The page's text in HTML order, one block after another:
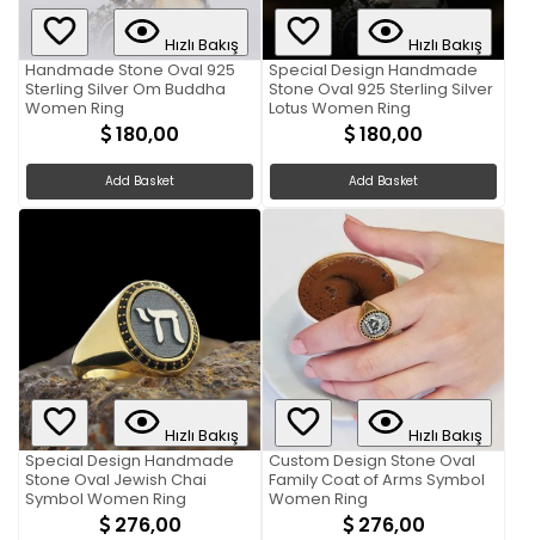
Hızlı Bakış
Handmade Stone Oval 925
Sterling Silver Om Buddha
Women Ring
180,00
Add Basket
Hızlı Bakış
Special Design Handmade
Stone Oval 925 Sterling Silver
Lotus Women Ring
180,00
Add Basket
Hızlı Bakış
Special Design Handmade
Stone Oval Jewish Chai
Symbol Women Ring
276,00
Hızlı Bakış
Custom Design Stone Oval
Family Coat of Arms Symbol
Women Ring
276,00